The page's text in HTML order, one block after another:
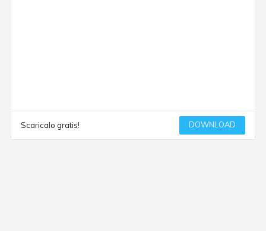
Scaricalo gratis! DOWNLOAD